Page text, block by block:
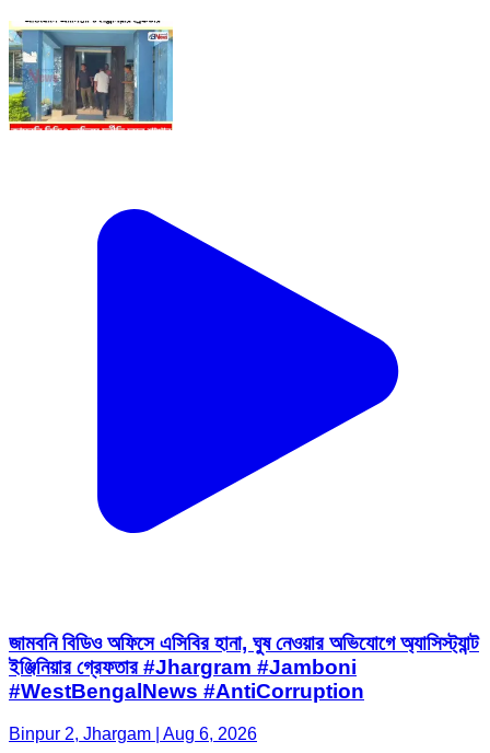
জামবনি বিডিও অফিসে এসিবির হানা, ঘুষ নেওয়ার অভিযোগে অ্যাসিস্ট্যান্ট
ইঞ্জিনিয়ার গ্রেফতার #Jhargram #Jamboni
#WestBengalNews #AntiCorruption
Binpur 2, Jhargam | Aug 6, 2026